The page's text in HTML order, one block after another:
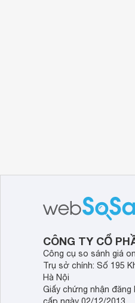
CÔNG TY CỔ
Công cụ so sánh giá
Trụ sở chính: Số 195
Hà Nội
Giấy chứng nhận đăng